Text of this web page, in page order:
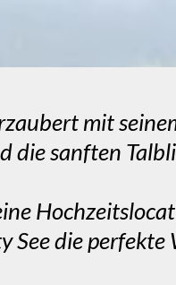
mit
die sanften
See die